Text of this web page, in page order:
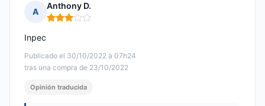
A
Anthony D.
Nota: 3 de 5
Publicado el 30/10/2022 à 07h24
tras una compra de 23/10/2022
Inpec
Opinión traducida